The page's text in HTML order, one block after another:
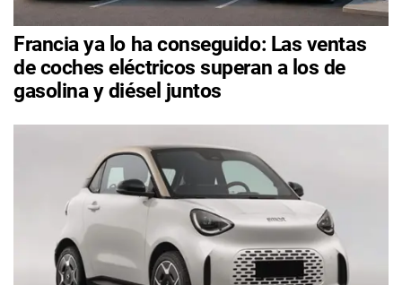
Francia ya lo ha conseguido: Las ventas
de coches eléctricos superan a los de
gasolina y diésel juntos